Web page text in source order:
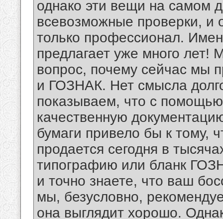
однако эти вещи на самом
всевозможные проверки, и
только профессионал.
предлагает уже много лет!
вопрос, почему сейчас мы
и ГОЗНАК. Нет смысла
показываем, что с
качественную
бумаги привело бы к тому,
продается сегодня в
типографию или бланк
и точно знаете, что ваш
мы, безусловно,
она выглядит хорошо.